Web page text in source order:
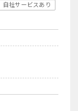
自社サービスあり